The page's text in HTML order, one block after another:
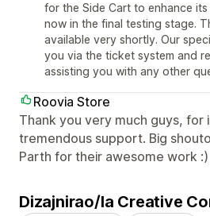
for the Side Cart to enhance its
now in the final testing stage.
available very shortly. Our
you via the ticket system and
assisting you with any other
Roovia Store
Thank you very much guys, for
tremendous support. Big
Parth for their awesome work :)
Dizajnirao/la Creative